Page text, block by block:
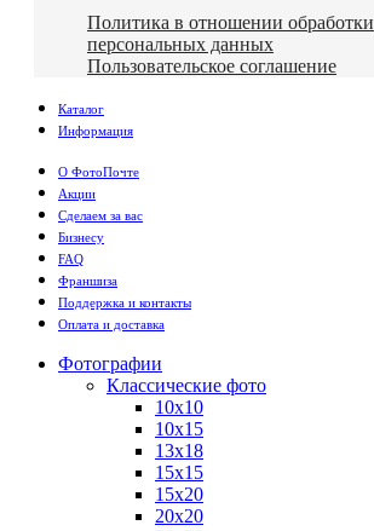
Политика в отношении обработки
персональных данных
Пользовательское соглашение
Каталог
Информация
О ФотоПочте
Акции
Сделаем за вас
Бизнесу
FAQ
Франшиза
Поддержка и контакты
Оплата и доставка
Фотографии
Классические фото
10х10
10х15
13х18
15х15
15х20
20х20